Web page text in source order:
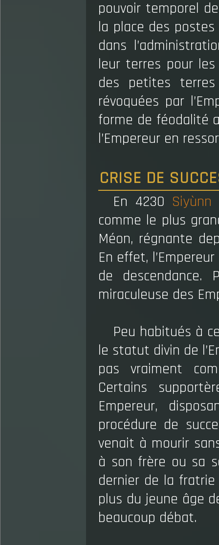
pouvoir temporel
la place des
dans
leur terres pour
des petites
révoquées par
forme de féodalité
l’Empereur en
CRISE DE
En 4230 Siyùnn
comme le plus
Méon, régnante
En effet,
de
miraculeuse des
Peu habitués à
le statut divin de
pas vraiment
Certains
Empereur,
procédure de
venait à mourir
à son frère ou sa
dernier de la
plus du jeune âge
beaucoup débat.